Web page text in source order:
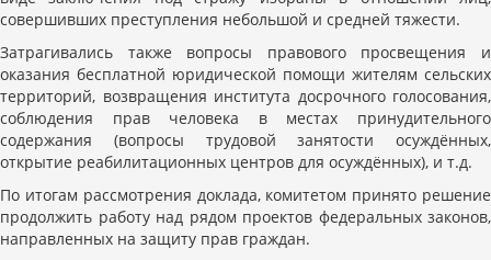
совершивших преступления небольшой и средней тяжести.
Затрагивались также вопросы правового просвещения и
оказания бесплатной юридической помощи жителям сельских
территорий, возвращения института досрочного голосования,
соблюдения прав человека в местах принудительного
содержания (вопросы трудовой занятости осуждённых,
открытие реабилитационных центров для осуждённых), и т.д.
По итогам рассмотрения доклада, комитетом принято решение
продолжить работу над рядом проектов федеральных законов,
направленных на защиту прав граждан.